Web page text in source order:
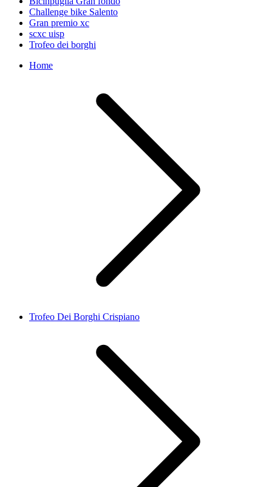
Challenge bike Salento
Gran premio xc
scxc uisp
Trofeo dei borghi
Home
Trofeo Dei Borghi Crispiano